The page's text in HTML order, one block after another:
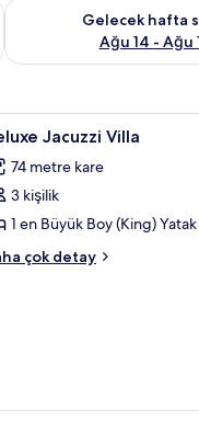
7 - Ağu 9
Gelecek hafta
Ağu 14 - Ağu
Önümüzdeki hafta
8 Jacuzzi Villa
74 metre kare
3 kişilik
1 en Büyük Boy (King)
çok detay